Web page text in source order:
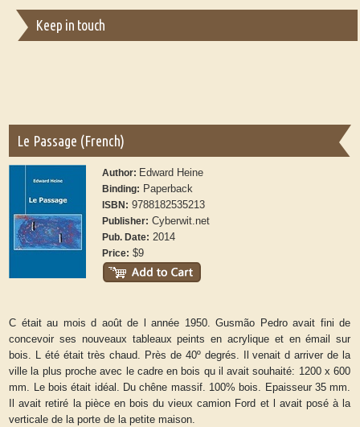
Keep in touch
Le Passage (French)
Author: Edward Heine
Binding: Paperback
ISBN: 9788182535213
Publisher: Cyberwit.net
Pub. Date: 2014
Price: $9
C était au mois d août de l année 1950. Gusmão Pedro avait fini de
concevoir ses nouveaux tableaux peints en acrylique et en émail sur
bois. L été était très chaud. Près de 40º degrés. Il venait d arriver de la
ville la plus proche avec le cadre en bois qu il avait souhaité: 1200 x 600
mm. Le bois était idéal. Du chêne massif. 100% bois. Epaisseur 35 mm.
Il avait retiré la pièce en bois du vieux camion Ford et l avait posé à la
verticale de la porte de la petite maison.